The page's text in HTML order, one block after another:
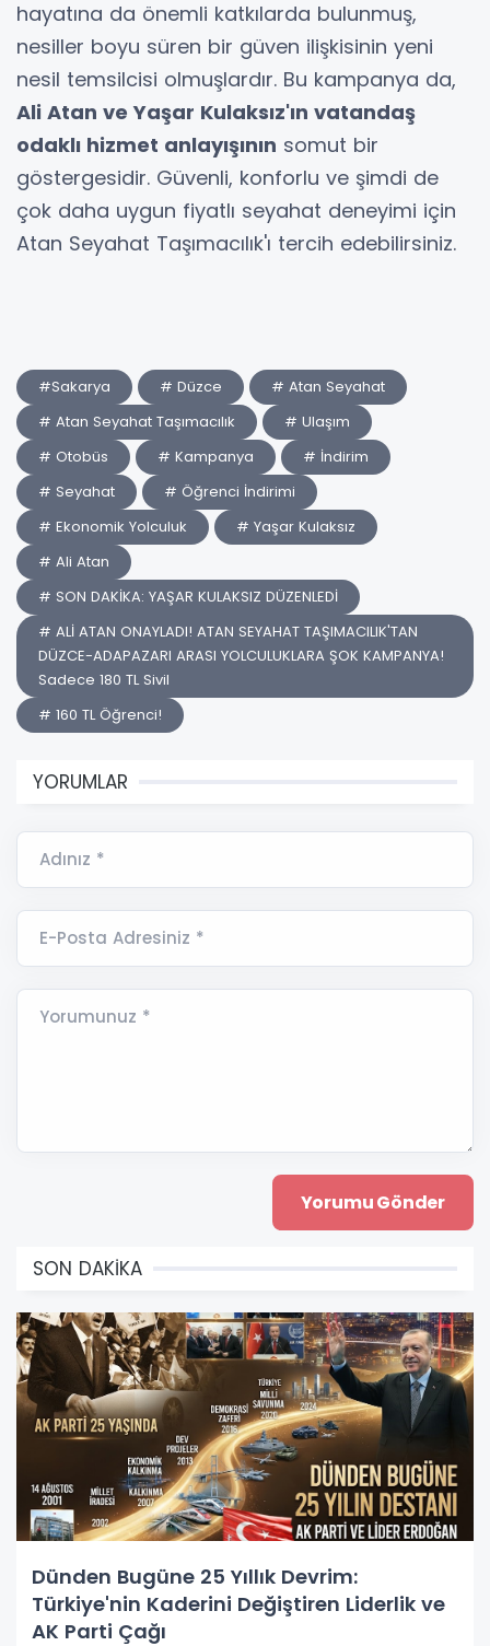
hayatına da önemli katkılarda bulunmuş,
nesiller boyu süren bir güven ilişkisinin yeni
nesil temsilcisi olmuşlardır. Bu kampanya da,
Ali Atan ve Yaşar Kulaksız'ın vatandaş
odaklı hizmet anlayışının somut bir
göstergesidir. Güvenli, konforlu ve şimdi de
çok daha uygun fiyatlı seyahat deneyimi için
Atan Seyahat Taşımacılık'ı tercih edebilirsiniz.
#Sakarya # Düzce
# Atan Seyahat
# Atan Seyahat Taşımacılık
# Ulaşım
# Otobüs
# Kampanya
# İndirim
# Seyahat
# Öğrenci İndirimi
# Ekonomik Yolculuk
# Yaşar Kulaksız
# Ali Atan
# SON DAKİKA: YAŞAR KULAKSIZ DÜZENLEDİ
# ALİ ATAN ONAYLADI! ATAN SEYAHAT TAŞIMACILIK'TAN
DÜZCE-ADAPAZARI ARASI YOLCULUKLARA ŞOK KAMPANYA!
Sadece 180 TL Sivil
# 160 TL Öğrenci!
YORUMLAR
Adınız *
E-Posta Adresiniz *
Yorumunuz *
SON DAKİKA
Dünden Bugüne 25 Yıllık Devrim:
Türkiye'nin Kaderini Değiştiren Liderlik ve
AK Parti Çağı